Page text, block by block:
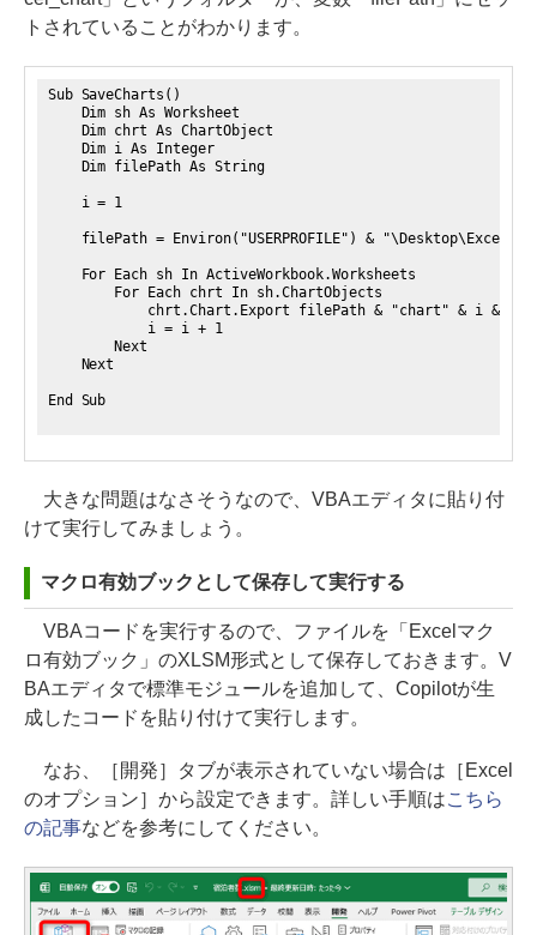
トされていることがわかります。
Sub SaveCharts()
Dim sh As Worksheet
Dim chrt As ChartObject
Dim i As Integer
Dim filePath As String
i = 1
filePath = Environ("USERPROFILE") &
For Each sh In ActiveWorkbook.Worksheets
For Each chrt In sh.ChartObjects
chrt.Chart.Export filePath & "chart" & i &
i = i + 1
Next
Next
End Sub
大きな問題はなさそうなので、VBAエディタに貼り付
けて実行してみましょう。
マクロ有効ブックとして保存して実行する
VBAコードを実行するので、ファイルを「Excelマク
ロ有効ブック」のXLSM形式として保存しておきます。V
BAエディタで標準モジュールを追加して、Copilotが生
成したコードを貼り付けて実行します。
なお、［開発］タブが表示されていない場合は［Excel
のオプション］から設定できます。詳しい手順はこちら
の記事などを参考にしてください。